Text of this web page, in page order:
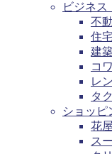
ビジネス
不
住
建
コ
レ
タ
ショッピ
花
ス